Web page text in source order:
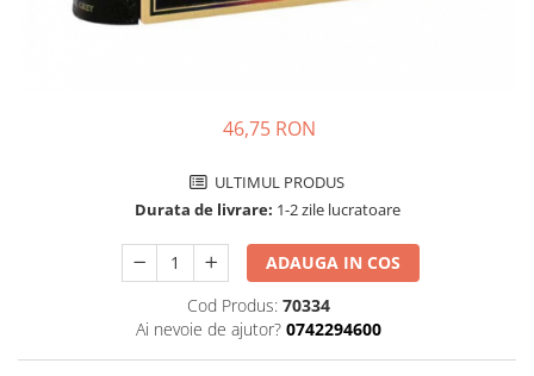
46,75 RON
ULTIMUL PRODUS
Durata de livrare: 1-2 zile lucratoare
ADAUGA IN COS
Cod Produs: 70334
Ai nevoie de ajutor? 0742294600